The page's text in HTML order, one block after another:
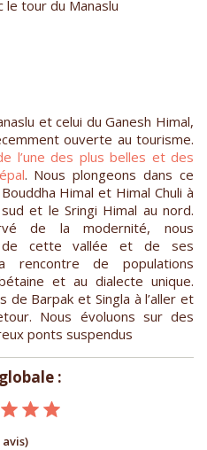
le tour du Manaslu
et celui du Ganesh Himal,
ouverte au tourisme.
l’une des plus belles et des
. Nous plongeons dans ce
Himal et Himal Chuli à
et le Sringi Himal au nord.
de la modernité, nous
de cette vallée et de ses
rencontre de populations
et au dialecte unique.
de Barpak et Singla à l’aller et
Nous évoluons sur des
ponts suspendus
:
avis)